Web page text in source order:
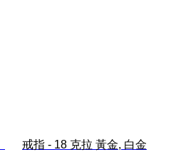
戒指 - 18 克拉 黃金, 白金